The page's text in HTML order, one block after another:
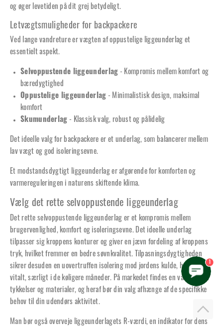
og øger levetiden på dit grej betydeligt.
Letvægtsmuligheder for backpackere
Ved lange vandreture er vægten af oppustelige liggeunderlag et
essentielt aspekt.
Selvoppustende liggeunderlag - Kompromis mellem komfort og
bæredygtighed
Oppustelige liggeunderlag - Minimalistisk design, maksimal
komfort
Skumunderlag - Klassisk valg, robust og pålidelig
Det ideelle valg for backpackere er et underlag, som balancerer mellem
lav vægt og god isoleringsevne.
Et modstandsdygtigt liggeunderlag er afgørende for komforten og
varmereguleringen i naturens skiftende klima.
Vælg det rette selvoppustende liggeunderlag
Det rette selvoppustende liggeunderlag er et kompromis mellem
brugervenlighed, komfort og isoleringsevne. Det ideelle underlag
tilpasser sig kroppens konturer og giver en jævn fordeling af kroppens
tryk, hvilket fremmer en bedre søvnkvalitet. Tilpasningsdygtigheden
sikrer desuden en uovertruffen isolering mod jordens kulde, hvilket er
vitalt, særligt i de køligere måneder. På markedet findes en variation af
tykkelser og materialer, og heraf bør din valg afhænge af de specifikke
behov til din udendørs aktivitet.
Man bør også overveje liggeunderlagets R-værdi, en indikator for dens
1